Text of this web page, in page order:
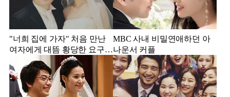
"너희 집에 가자" 처음 만난
여자에게 대뜸 황당한 요구
했다는 MBC 아나운서
MBC 사내 비밀연애하던 아
나운서 커플